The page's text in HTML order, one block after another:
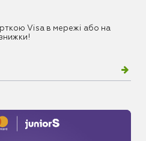
Visa в мережі або на